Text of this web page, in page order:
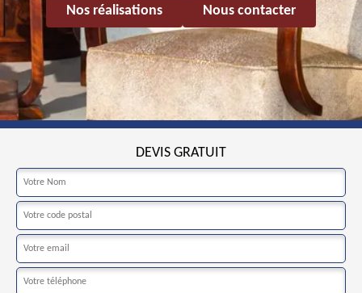
Nos réalisations Nous contacter
DEVIS GRATUIT